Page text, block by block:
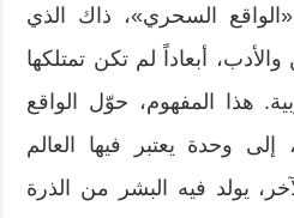
السحري»، ذاك الذي
أبعاداً لم تكن تمتلكها
هذا المفهوم، حوّل الواقع
إلى وحدة يعتبر فيها العالم
يولد فيه البشر من الذرة